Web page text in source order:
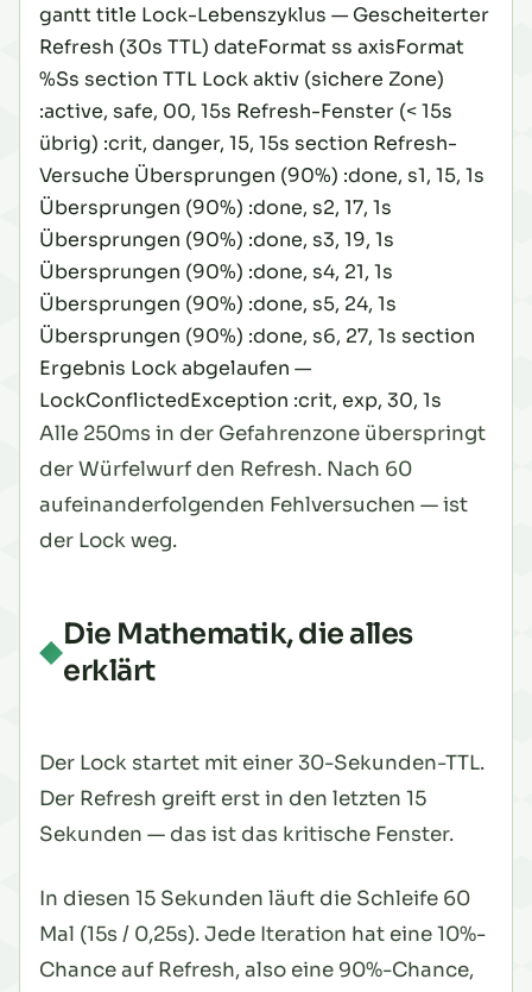
gantt title Lock-Lebenszyklus — Gescheiterter
Refresh (30s TTL) dateFormat ss axisFormat
%Ss section TTL Lock aktiv (sichere Zone)
:active, safe, 00, 15s Refresh-Fenster (< 15s
übrig) :crit, danger, 15, 15s section Refresh-
Versuche Übersprungen (90%) :done, s1, 15, 1s
Übersprungen (90%) :done, s2, 17, 1s
Übersprungen (90%) :done, s3, 19, 1s
Übersprungen (90%) :done, s4, 21, 1s
Übersprungen (90%) :done, s5, 24, 1s
Übersprungen (90%) :done, s6, 27, 1s section
Ergebnis Lock abgelaufen —
LockConflictedException :crit, exp, 30, 1s
Alle 250ms in der Gefahrenzone überspringt
der Würfelwurf den Refresh. Nach 60
aufeinanderfolgenden Fehlversuchen — ist
der Lock weg.
Die Mathematik, die alles
erklärt
Der Lock startet mit einer 30-Sekunden-TTL.
Der Refresh greift erst in den letzten 15
Sekunden — das ist das kritische Fenster.
In diesen 15 Sekunden läuft die Schleife 60
Mal (15s / 0,25s). Jede Iteration hat eine 10%-
Chance auf Refresh, also eine 90%-Chance,